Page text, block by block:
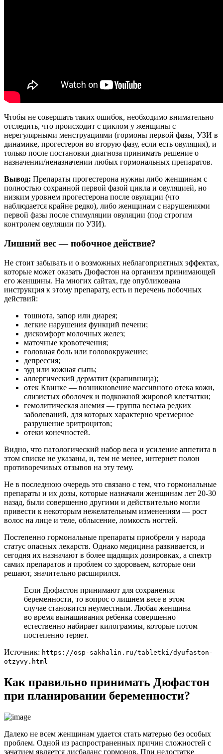
Чтобы не совершать таких ошибок, необходимо внимательно
отследить, что происходит с циклом у женщины с
нерегулярными менструациями (гормоны первой фазы, УЗИ в
динамике, прогестерон во вторую фазу, если есть овуляция), и
только после постановки диагноза принимать решение о
назначении/неназначении любых гормональных препаратов.
Вывод: Препараты прогестерона нужны либо женщинам с
полностью сохранной первой фазой цикла и овуляцией, но
низким уровнем прогестерона после овуляции (что
наблюдается крайне редко), либо женщинам с нарушениями
первой фазы после стимуляции овуляции (под строгим
контролем овуляции по УЗИ).
Лишний вес — побочное действие?
Не стоит забывать и о возможных неблагоприятных эффектах,
которые может оказать Дюфастон на организм принимающей
его женщины. На многих сайтах, где опубликована
инструкция к этому препарату, есть и перечень побочных
действий:
тошнота, запор или диарея;
легкие нарушения функций печени;
дискомфорт молочных желез;
маточные кровотечения;
головная боль или головокружение;
депрессия;
зуд или кожная сыпь;
аллергический дерматит (крапивница);
отек Квинке — возникновение массивного отека кожи,
слизистых оболочек и подкожной жировой клетчатки;
гемолитическая анемия — группа весьма редких
заболеваний, для которых характерно чрезмерное
разрушение эритроцитов;
отеки конечностей.
Видно, что патологический набор веса и усиление аппетита в
этом списке не указаны, и, тем не менее, интернет полон
противоречивых отзывов на эту тему.
Не в последнюю очередь это связано с тем, что гормональные
препараты и их дозы, которые назначали женщинам лет 20-30
назад, были совершенно другими и действительно могли
привести к некоторым нежелательным изменениям — рост
волос на лице и теле, облысение, ломкость ногтей.
Постепенно гормональные препараты приобрели у народа
статус опасных лекарств. Однако медицина развивается, и
сегодня их назначают в более щадящих дозировках, а спектр
самих препаратов и проблем со здоровьем, которые они
решают, значительно расширился.
Если Дюфастон принимают для сохранения
беременности, то вопрос о лишнем весе в этом
случае становится неуместным. Любая женщина
во время вынашивания ребенка совершенно
естественно набирает килограммы, которые потом
постепенно теряет.
Источник: https://osp-sakhalin.ru/tabletki/dyufaston-
otzyvy.html
Как правильно принимать Дюфастон
при планировании беременности?
Далеко не всем женщинам удается стать матерью без особых
проблем. Одной из распространенных причин сложностей с
зачатием является дисбаланс гормонов. При недостатке